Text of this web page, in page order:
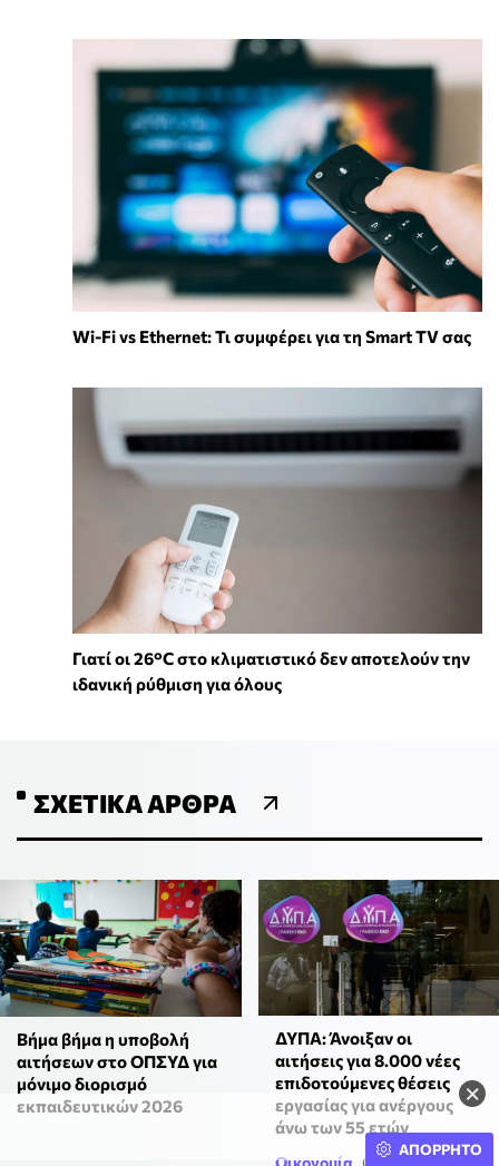
×
Wi-Fi vs Ethernet: Τι συμφέρει για τη Smart TV σας
Γιατί οι 26°C στο κλιματιστικό δεν αποτελούν την
ιδανική ρύθμιση για όλους
ΣΧΕΤΙΚΆ ΆΡΘΡΑ
Βήμα βήμα η υποβολή
αιτήσεων στο ΟΠΣΥΔ για
μόνιμο διορισμό
εκπαιδευτικών 2026
ΔΥΠΑ: Άνοιξαν οι
αιτήσεις για 8.000 νέες
επιδοτούμενες θέσεις
εργασίας για ανέργους
άνω των 55 ετών
Οικονομία 05.08.2026
ΑΠΟΡΡΗΤΟ